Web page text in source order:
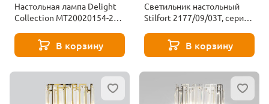
Настольная лампа Delight
Collection MT20020154-2A
В корзину
Светильник настольный
Stilfort 2177/09/03T, серия
В корзину